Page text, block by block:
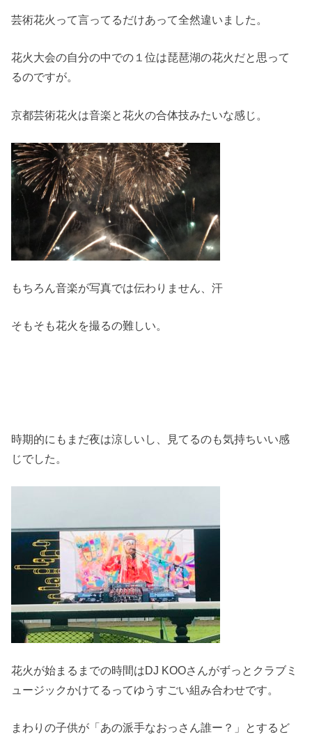
芸術花火って言ってるだけあって全然違いました。
花火大会の自分の中での１位は琵琶湖の花火だと思って
るのですが。
京都芸術花火は音楽と花火の合体技みたいな感じ。
もちろん音楽が写真では伝わりません、汗
そもそも花火を撮るの難しい。
時期的にもまだ夜は涼しいし、見てるのも気持ちいい感
じでした。
花火が始まるまでの時間はDJ KOOさんがずっとクラブミ
ュージックかけてるってゆうすごい組み合わせです。
まわりの子供が「あの派手なおっさん誰ー？」とするど